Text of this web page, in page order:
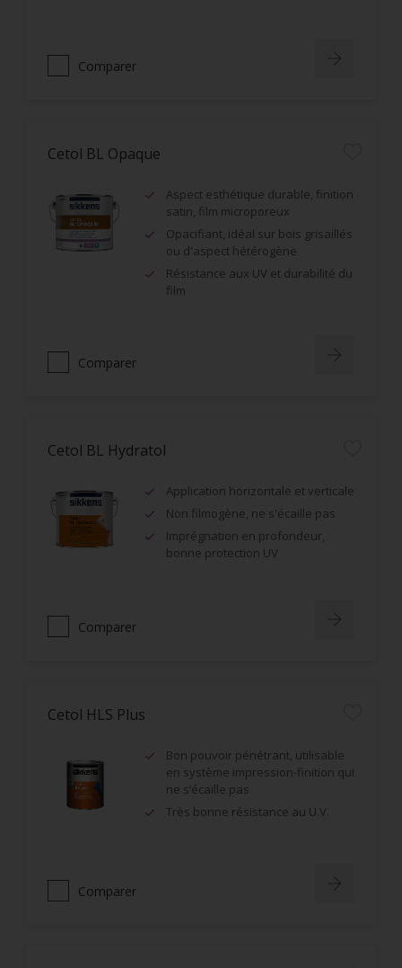
Comparer
Cetol BL Opaque
Aspect esthétique durable, finition
satin, film microporeux
Opacifiant, idéal sur bois grisaillés
ou d'aspect hétérogène
Résistance aux UV et durabilité du
film
Comparer
Cetol BL Hydratol
Application horizontale et verticale
Non filmogène, ne s'écaille pas
Imprégnation en profondeur,
bonne protection UV
Comparer
Cetol HLS Plus
Bon pouvoir pénétrant, utilisable
en système impression-finition qui
ne s’écaille pas
Très bonne résistance au U.V.
Comparer